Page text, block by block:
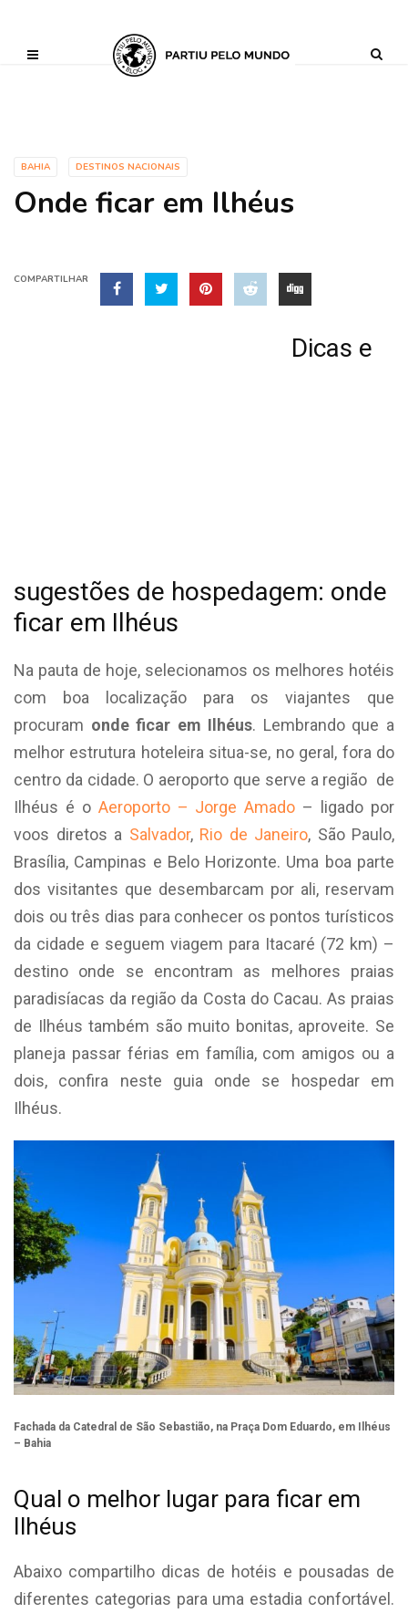
('AI_CONTENT_MARKER_NO_GET_SIDEBAR', true);
BAHIA DESTINOS NACIONAIS
Onde ficar em Ilhéus
COMPARTILHAR
Dicas e
sugestões de hospedagem: onde
ficar em Ilhéus
Na pauta de hoje, selecionamos os melhores hotéis
com boa localização para os viajantes que
procuram onde ficar em Ilhéus. Lembrando que a
melhor estrutura hoteleira situa-se, no geral, fora do
centro da cidade. O aeroporto que serve a região de
Ilhéus é o Aeroporto – Jorge Amado – ligado por
voos diretos a Salvador, Rio de Janeiro, São Paulo,
Brasília, Campinas e Belo Horizonte. Uma boa parte
dos visitantes que desembarcam por ali, reservam
dois ou três dias para conhecer os pontos turísticos
da cidade e seguem viagem para Itacaré (72 km) –
destino onde se encontram as melhores praias
paradisíacas da região da Costa do Cacau. As praias
de Ilhéus também são muito bonitas, aproveite. Se
planeja passar férias em família, com amigos ou a
dois, confira neste guia onde se hospedar em
Ilhéus.
Fachada da Catedral de São Sebastião, na Praça Dom Eduardo, em Ilhéus
– Bahia
Qual o melhor lugar para ficar em
Ilhéus
Abaixo compartilho dicas de hotéis e pousadas de
diferentes categorias para uma estadia confortável.